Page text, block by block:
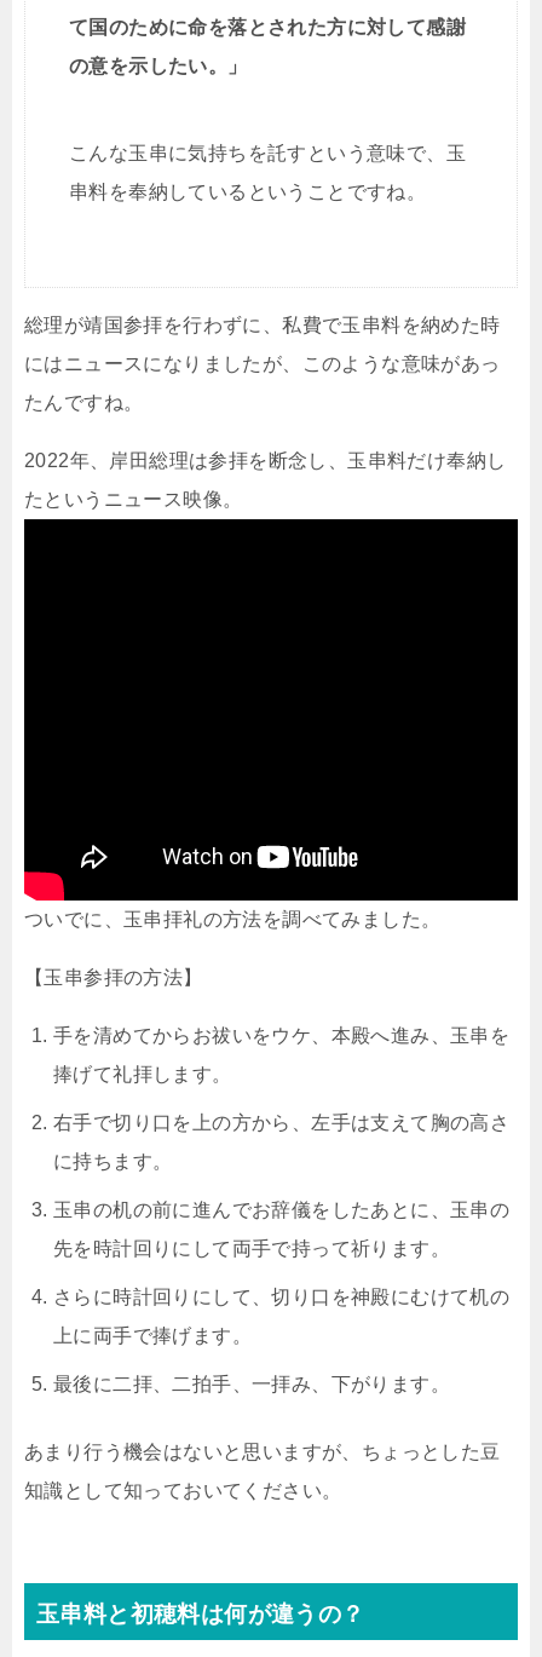
て国のために命を落とされた方に対して感謝
の意を示したい。」
こんな玉串に気持ちを託すという意味で、玉
串料を奉納しているということですね。
総理が靖国参拝を行わずに、私費で玉串料を納めた時
にはニュースになりましたが、このような意味があっ
たんですね。
2022年、岸田総理は参拝を断念し、玉串料だけ奉納し
たというニュース映像。
ついでに、玉串拝礼の方法を調べてみました。
【玉串参拝の方法】
手を清めてからお祓いをウケ、本殿へ進み、玉串を
捧げて礼拝します。
右手で切り口を上の方から、左手は支えて胸の高さ
に持ちます。
玉串の机の前に進んでお辞儀をしたあとに、玉串の
先を時計回りにして両手で持って祈ります。
さらに時計回りにして、切り口を神殿にむけて机の
上に両手で捧げます。
最後に二拝、二拍手、一拝み、下がります。
あまり行う機会はないと思いますが、ちょっとした豆
知識として知っておいてください。
玉串料と初穂料は何が違うの？